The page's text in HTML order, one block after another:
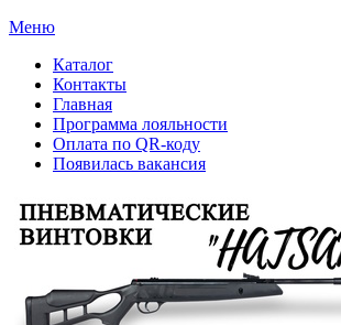
Меню
Каталог
Контакты
Главная
Программа лояльности
Оплата по QR-коду
Появилась вакансия